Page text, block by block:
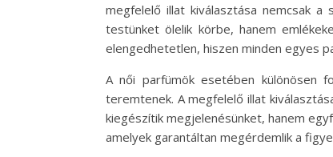
megfelelő illat kiválasztása nemcsak a
testünket ölelik körbe, hanem
elengedhetetlen, hiszen minden egyes
A női parfümök esetében különösen
teremtenek. A megfelelő illat
kiegészítik megjelenésünket, hanem
amelyek garantáltan megérdemlik a